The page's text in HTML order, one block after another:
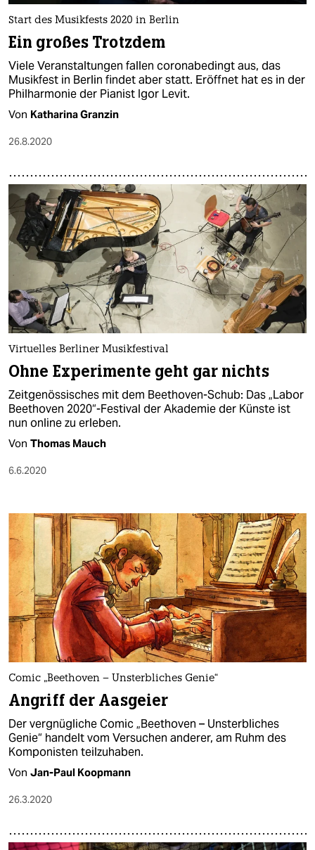
Start des Musikfests 2020 in Berlin
Ein großes Trotzdem
Viele Veranstaltungen fallen coronabedingt aus, das
Musikfest in Berlin findet aber statt. Eröffnet hat es in der
Philharmonie der Pianist Igor Levit.
Von Katharina Granzin
26.8.2020
Virtuelles Berliner Musikfestival
Ohne Experimente geht gar nichts
Zeitgenössisches mit dem Beethoven-Schub: Das „Labor
Beethoven 2020“-Festival der Akademie der Künste ist
nun online zu erleben.
Von Thomas Mauch
6.6.2020
Comic „Beethoven – Unsterbliches Genie“
Angriff der Aasgeier
Der vergnügliche Comic „Beethoven – Unsterbliches
Genie“ handelt vom Versuchen anderer, am Ruhm des
Komponisten teilzuhaben.
Von Jan-Paul Koopmann
26.3.2020